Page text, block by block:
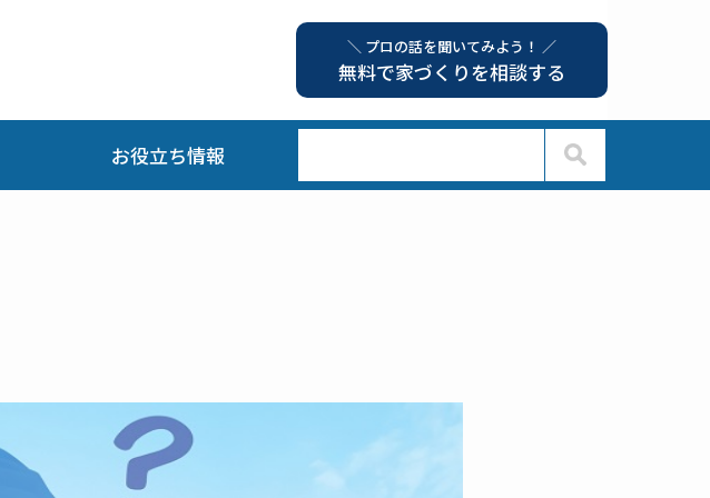
＼ プロの話を聞いてみよう！ ／
無料で家づくりを相談する
お役立ち情報